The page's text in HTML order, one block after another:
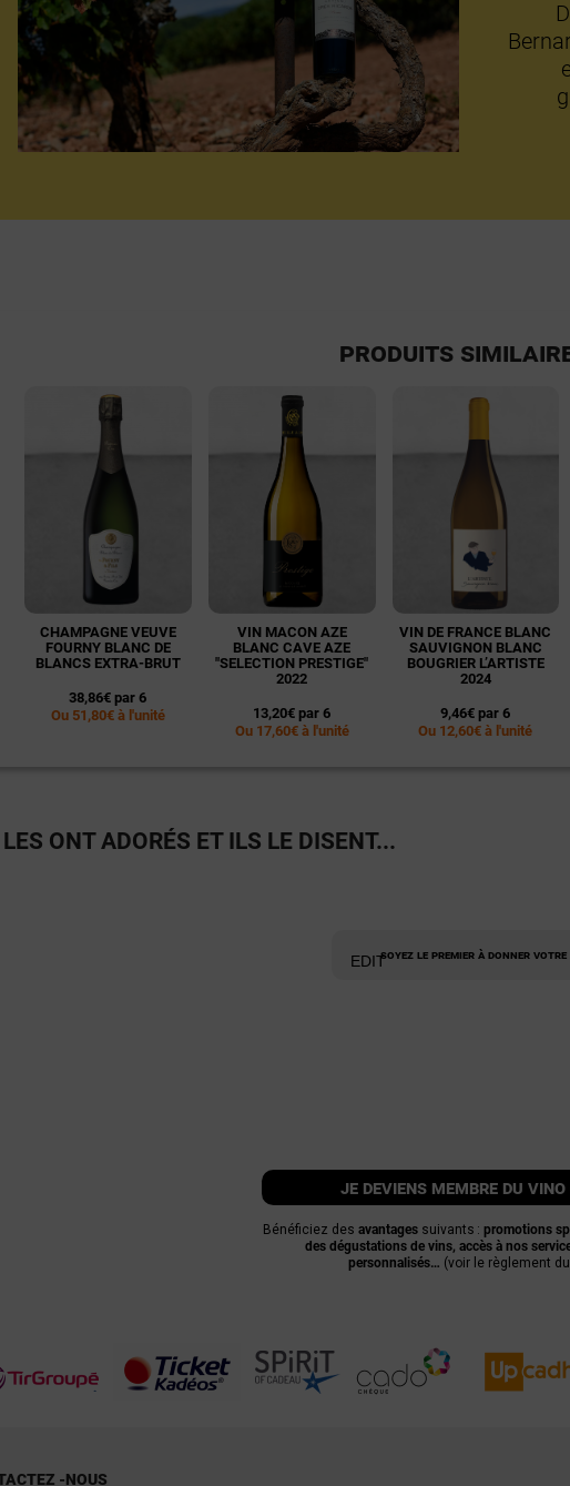
PRODUITS
CHAMPAGNE VEUVE
FOURNY BLANC DE
BLANCS EXTRA-BRUT
38,86€ par 6
Ou 51,80€ à l'unité
VIN MACON AZE
BLANC CAVE AZE
"SELECTION PRESTIGE"
2022
13,20€ par 6
Ou 17,60€ à l'unité
VIN DE FRANCE BLANC
SAUVIGNON BLANC
BOUGRIER L’ARTISTE
2024
9,46€ par 6
Ou 12,60€ à l'unité
ONT ADORÉS ET ILS LE DISENT...
Soyez le premier à donner votre
je deviens membre du
Bénéficiez des avantagessuivants : promotions
des dégustations de vins, accès à nos
personnalisés… (voir le règlement
-NOUS